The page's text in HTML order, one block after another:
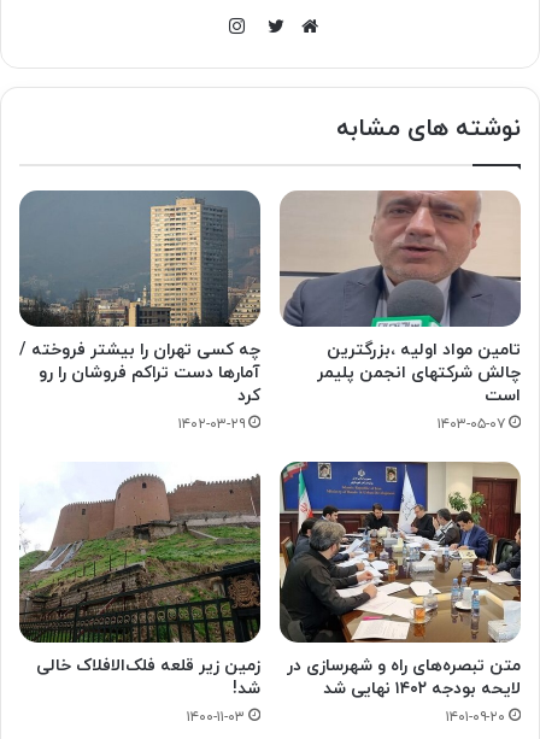
نوشته های مشابه
تامین مواد اولیه ،بزرگترین
چالش شرکتهای انجمن پلیمر
است
۱۴۰۳-۰۵-۰۷
چه کسی تهران را بیشتر فروخته /
آمارها دست تراکم فروشان را رو
کرد
۱۴۰۲-۰۳-۲۹
متن تبصره‌های راه و شهرسازی در
لایحه بودجه ۱۴۰۲ نهایی شد
۱۴۰۱-۰۹-۲۰
زمین زیر قلعه فلک‌الافلاک خالی
شد!
۱۴۰۰-۱۱-۰۳